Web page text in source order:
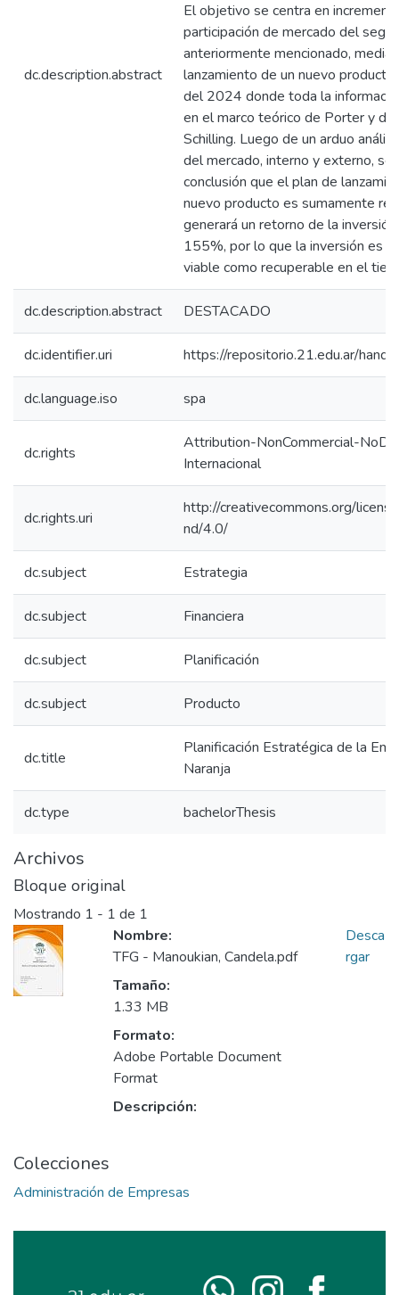
dc.description.abstract
El objetivo se centra en
participación de mercado del
anteriormente mencionado,
lanzamiento de un nuevo
del 2024 donde toda la
en el marco teórico de Porter y de
Schilling. Luego de un arduo
del mercado, interno y externo, se
conclusión que el plan de
nuevo producto es sumamente
generará un retorno de la
155%, por lo que la inversión es
viable como recuperable en el
dc.description.abstract DESTACADO
dc.identifier.uri https://repositorio.21.edu.ar/
dc.language.iso spa
dc.rights
Attribution-NonCommercial-
Internacional
dc.rights.uri
http://creativecommons.org/
nd/4.0/
dc.subject Estrategia
dc.subject Financiera
dc.subject Planificación
dc.subject Producto
dc.title
Planificación Estratégica de la
Naranja
dc.type bachelorThesis
Archivos
Bloque original
Mostrando 1 - 1 de 1
Nombre:
TFG - Manoukian, Candela.pdf
Tamaño:
1.33 MB
Formato:
Adobe Portable Document
Format
Descripción:
Desca
rgar
Colecciones
Administración de Empresas